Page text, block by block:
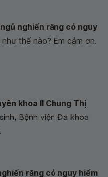
nghiến răng có nguy
thế nào? Em cảm ơn.
khoa II Chung Thị
Bệnh viện Đa khoa
răng có nguy hiểm